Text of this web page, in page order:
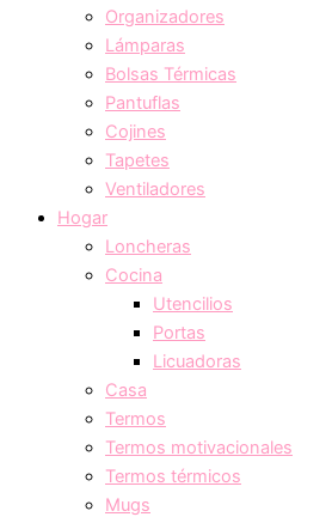
Organizadores
Lámparas
Bolsas Térmicas
Pantuflas
Cojines
Tapetes
Ventiladores
Hogar
Loncheras
Cocina
Utencilios
Portas
Licuadoras
Casa
Termos
Termos motivacionales
Termos térmicos
Mugs